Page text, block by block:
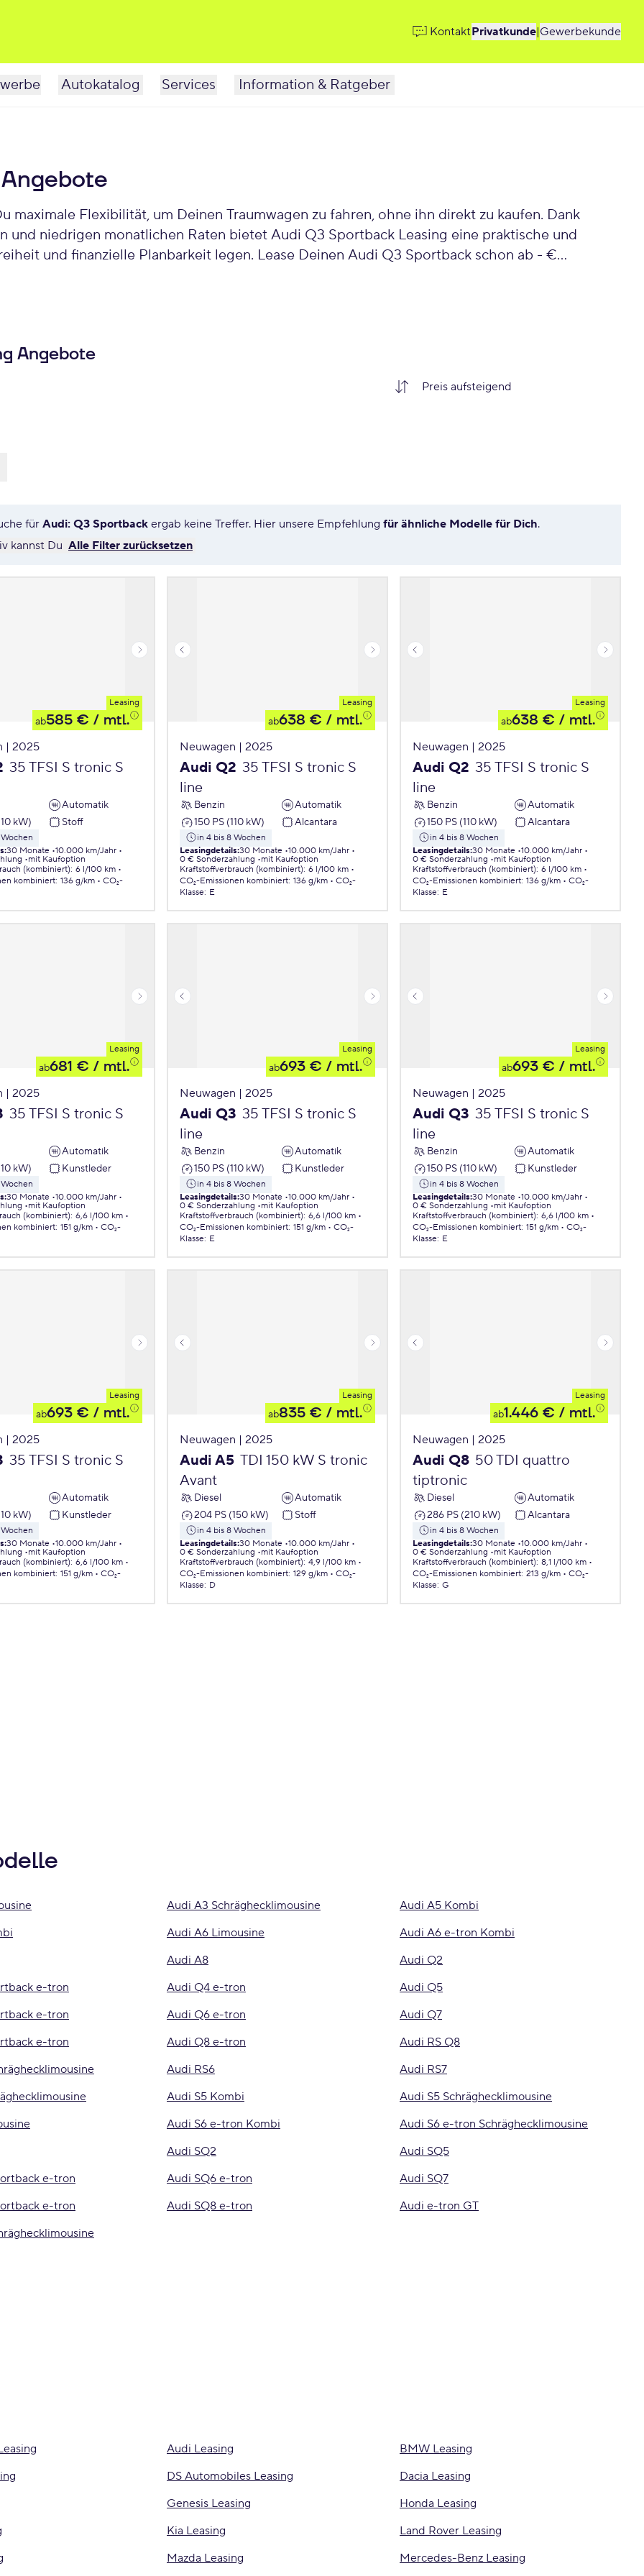
KontaktPrivatkunde|Gewerbekunde
Autokatalog Services Information & Ratgeber
Flexibilität, um Deinen Traumwagen zu fahren, ohne ihn direkt zu kaufen. Dank
niedrigen monatlichen Raten bietet Audi Q3 Sportback Leasing eine praktische und
und finanzielle Planbarkeit legen. Lease Deinen Audi Q3 Sportback schon ab - €
Angebote
fürAudi: Q3 Sportback ergab keine Treffer. Hier unsere Empfehlung für ähnliche Modelle für Dich.
kannst Du Alle Filter zurücksetzen
Leasing
ab585 € / mtl.
| 2025
35 TFSI S tronic S
Automatik
kW)
Stoff
:30 Monate 10.000 km/Jahr
mit Kaufoption
(kombiniert): 6 l/100 km
kombiniert: 136 g/km
CO₂-
Leasing
ab638 € / mtl.
Neuwagen | 2025
Audi Q2 35 TFSI S tronic S
line
Benzin
Automatik
150 PS (110 kW)
Alcantara
in 4 bis 8 Wochen
Leasingdetails:30 Monate 10.000 km/Jahr
0 € Sonderzahlung
mit Kaufoption
Kraftstoffverbrauch (kombiniert): 6 l/100 km
CO₂-Emissionen kombiniert: 136 g/km
CO₂-
Klasse: E
Leasing
ab638 € / mtl.
Neuwagen | 2025
Audi Q2 35 TFSI S tronic S
line
Benzin
Automatik
150 PS (110 kW)
Alcantara
in 4 bis 8 Wochen
Leasingdetails:30 Monate 10.000 km/Jahr
0 € Sonderzahlung
mit Kaufoption
Kraftstoffverbrauch (kombiniert): 6 l/100 km
CO₂-Emissionen kombiniert: 136 g/km
CO₂-
Klasse: E
Leasing
ab681 € / mtl.
| 2025
35 TFSI S tronic S
Automatik
kW)
Kunstleder
:30 Monate 10.000 km/Jahr
mit Kaufoption
(kombiniert): 6,6 l/100 km
kombiniert: 151 g/km
CO₂-
Leasing
ab693 € / mtl.
Neuwagen | 2025
Audi Q3 35 TFSI S tronic S
line
Benzin
Automatik
150 PS (110 kW)
Kunstleder
in 4 bis 8 Wochen
Leasingdetails:30 Monate 10.000 km/Jahr
0 € Sonderzahlung
mit Kaufoption
Kraftstoffverbrauch (kombiniert): 6,6 l/100 km
CO₂-Emissionen kombiniert: 151 g/km
CO₂-
Klasse: E
Leasing
ab693 € / mtl.
Neuwagen | 2025
Audi Q3 35 TFSI S tronic S
line
Benzin
Automatik
150 PS (110 kW)
Kunstleder
in 4 bis 8 Wochen
Leasingdetails:30 Monate 10.000 km/Jahr
0 € Sonderzahlung
mit Kaufoption
Kraftstoffverbrauch (kombiniert): 6,6 l/100 km
CO₂-Emissionen kombiniert: 151 g/km
CO₂-
Klasse: E
Leasing
ab693 € / mtl.
| 2025
35 TFSI S tronic S
Automatik
kW)
Kunstleder
:30 Monate 10.000 km/Jahr
mit Kaufoption
(kombiniert): 6,6 l/100 km
kombiniert: 151 g/km
CO₂-
Leasing
ab835 € / mtl.
Neuwagen | 2025
Audi A5 TDI 150 kW S tronic
Avant
Diesel
Automatik
204 PS (150 kW)
Stoff
in 4 bis 8 Wochen
Leasingdetails:30 Monate 10.000 km/Jahr
0 € Sonderzahlung
mit Kaufoption
Kraftstoffverbrauch (kombiniert): 4,9 l/100 km
CO₂-Emissionen kombiniert: 129 g/km
CO₂-
Klasse: D
Leasing
ab1.446 € / mtl.
Neuwagen | 2025
Audi Q8 50 TDI quattro
tiptronic
Diesel
Automatik
286 PS (210 kW)
Alcantara
in 4 bis 8 Wochen
Leasingdetails:30 Monate 10.000 km/Jahr
0 € Sonderzahlung
mit Kaufoption
Kraftstoffverbrauch (kombiniert): 8,1 l/100 km
CO₂-Emissionen kombiniert: 213 g/km
CO₂-
Klasse: G
Audi A3 Schräghecklimousine
Audi A5 Kombi
Audi A6 Limousine
Audi A6 e-tron Kombi
Audi A8
Audi Q2
e-tron Audi Q4 e-tron
Audi Q5
e-tron Audi Q6 e-tron
Audi Q7
e-tron Audi Q8 e-tron
Audi RS Q8
Audi RS6
Audi RS7
Audi S5 Kombi
Audi S5 Schräghecklimousine
Audi S6 e-tron Kombi
Audi S6 e-tron Schräghecklimousine
Audi SQ2
Audi SQ5
e-tron Audi SQ6 e-tron
Audi SQ7
e-tron Audi SQ8 e-tron
Audi e-tron GT
Audi Leasing
BMW Leasing
DS Automobiles Leasing
Dacia Leasing
Genesis Leasing
Honda Leasing
Kia Leasing
Land Rover Leasing
Mazda Leasing Mercedes-Benz Leasing